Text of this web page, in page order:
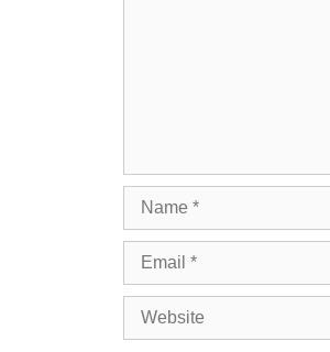
Name
Email
Website